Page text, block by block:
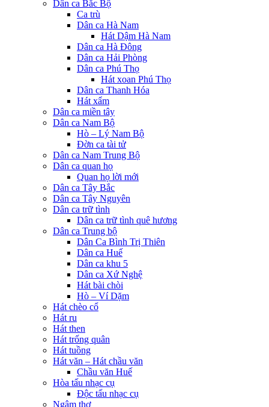
Dân ca Bắc Bộ
Ca trù
Dân ca Hà Nam
Hát Dậm Hà Nam
Dân ca Hà Đông
Dân ca Hải Phòng
Dân ca Phú Thọ
Hát xoan Phú Thọ
Dân ca Thanh Hóa
Hát xẩm
Dân ca miền tây
Dân ca Nam Bộ
Hò – Lý Nam Bộ
Đờn ca tài tử
Dân ca Nam Trung Bộ
Dân ca quan họ
Quan họ lời mới
Dân ca Tây Bắc
Dân ca Tây Nguyên
Dân ca trữ tình
Dân ca trữ tình quê hương
Dân ca Trung bộ
Dân Ca Bình Trị Thiên
Dân ca Huế
Dân ca khu 5
Dân ca Xứ Nghệ
Hát bài chòi
Hò – Ví Dặm
Hát chèo cổ
Hát ru
Hát then
Hát trống quân
Hát tuồng
Hát văn – Hát chầu văn
Chầu văn Huế
Hòa tấu nhạc cụ
Độc tấu nhạc cụ
Ngâm thơ